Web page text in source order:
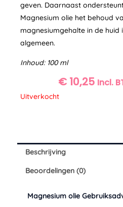
geven. Daarnaast
Magnesium olie het behoud
magnesiumgehalte in de huid
algemeen.
Inhoud: 100 ml
€10,25 Incl.
Uitverkocht
Beschrijving
Beoordelingen (0)
Magnesium olie